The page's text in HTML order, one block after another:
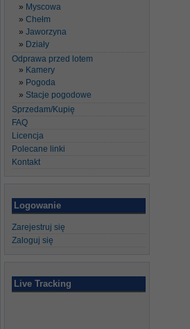
Myscowa
Chełm
Jaworzyna
Działy
Odprawa przed lotem
Kamery
Pogoda
Stacje pogodowe
Sprzedam/Kupię
FAQ
Licencja
Polecane linki
Kontakt
Logowanie
Zarejestruj się
Zaloguj się
Live Tracking